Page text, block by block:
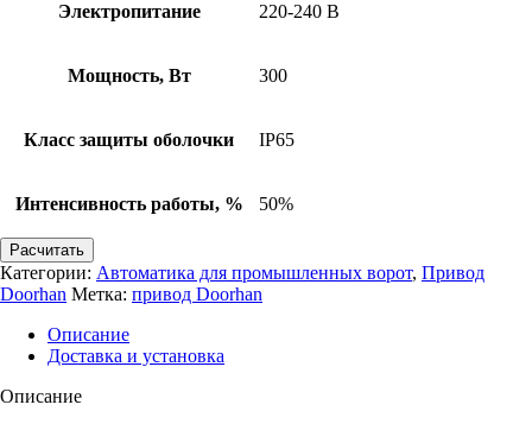
Электропитание 220-240 В
Мощность, Вт 300
Класс защиты оболочки IP65
Интенсивность работы, % 50%
Расчитать
Категории: Автоматика для промышленных ворот, Привод
Doorhan Метка: привод Doorhan
Описание
Доставка и установка
Описание